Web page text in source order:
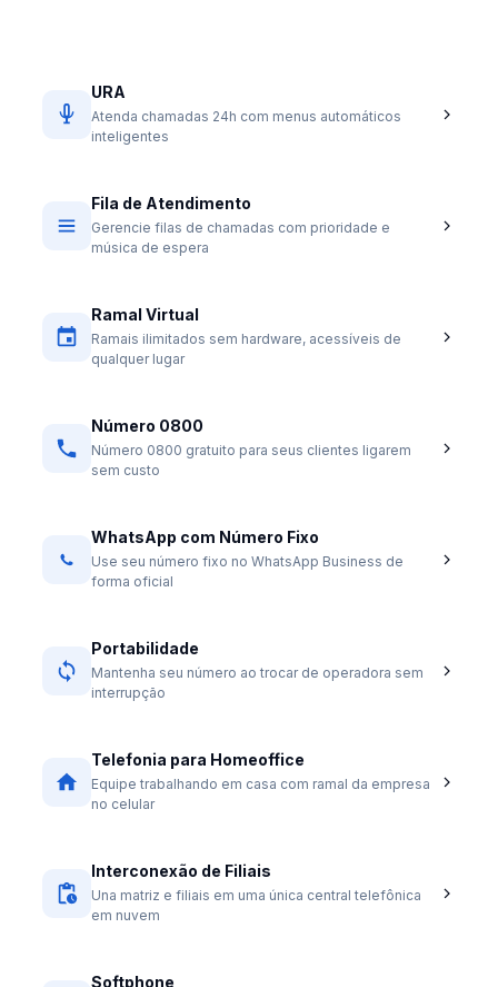
URA
Atenda chamadas 24h com menus automáticos
inteligentes
Fila de Atendimento
Gerencie filas de chamadas com prioridade e
música de espera
Ramal Virtual
Ramais ilimitados sem hardware, acessíveis de
qualquer lugar
Número 0800
Número 0800 gratuito para seus clientes ligarem
sem custo
WhatsApp com Número Fixo
Use seu número fixo no WhatsApp Business de
forma oficial
Portabilidade
Mantenha seu número ao trocar de operadora sem
interrupção
Telefonia para Homeoffice
Equipe trabalhando em casa com ramal da empresa
no celular
Interconexão de Filiais
Una matriz e filiais em uma única central telefônica
em nuvem
Softphone